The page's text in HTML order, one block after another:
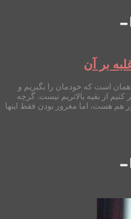
بر آن
همان است که خودمان را بگیریم و
کنیم از بقیه بالاتریم نیست. گرچه
هم هست، اما مغرور بودن فقط اینها